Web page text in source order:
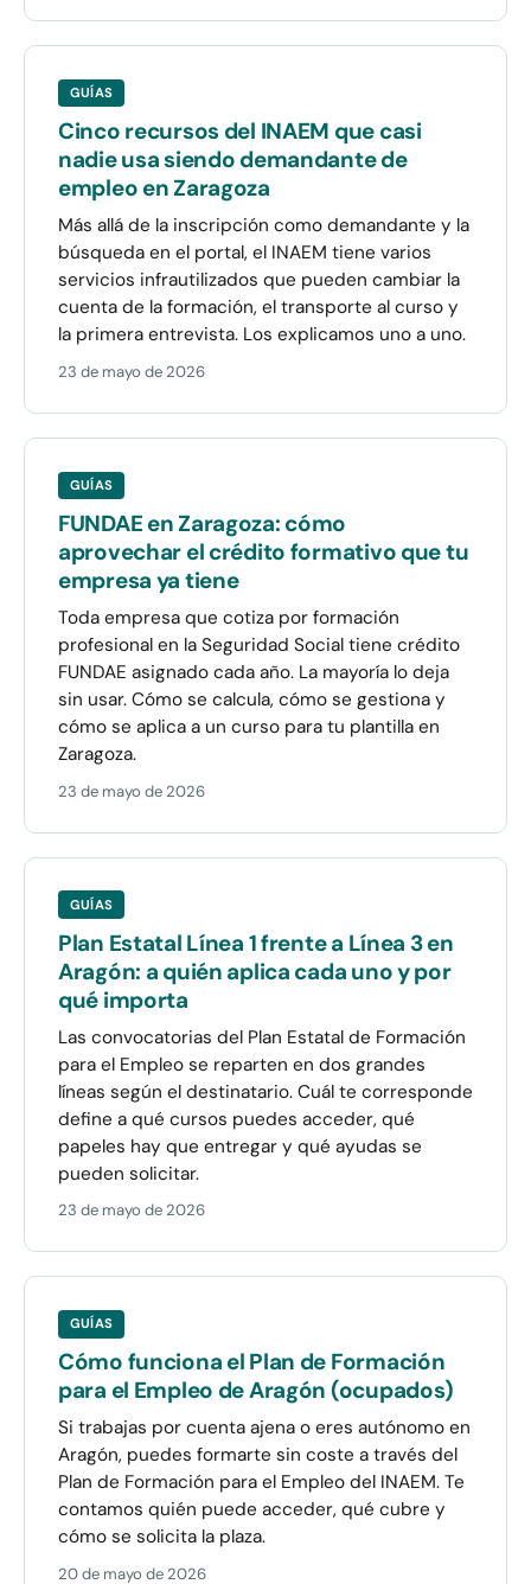
GUÍAS
Cinco recursos del INAEM que casi
nadie usa siendo demandante de
empleo en Zaragoza
Más allá de la inscripción como demandante y la
búsqueda en el portal, el INAEM tiene varios
servicios infrautilizados que pueden cambiar la
cuenta de la formación, el transporte al curso y
la primera entrevista. Los explicamos uno a uno.
23 de mayo de 2026
GUÍAS
FUNDAE en Zaragoza: cómo
aprovechar el crédito formativo que tu
empresa ya tiene
Toda empresa que cotiza por formación
profesional en la Seguridad Social tiene crédito
FUNDAE asignado cada año. La mayoría lo deja
sin usar. Cómo se calcula, cómo se gestiona y
cómo se aplica a un curso para tu plantilla en
Zaragoza.
23 de mayo de 2026
GUÍAS
Plan Estatal Línea 1 frente a Línea 3 en
Aragón: a quién aplica cada uno y por
qué importa
Las convocatorias del Plan Estatal de Formación
para el Empleo se reparten en dos grandes
líneas según el destinatario. Cuál te corresponde
define a qué cursos puedes acceder, qué
papeles hay que entregar y qué ayudas se
pueden solicitar.
23 de mayo de 2026
GUÍAS
Cómo funciona el Plan de Formación
para el Empleo de Aragón (ocupados)
Si trabajas por cuenta ajena o eres autónomo en
Aragón, puedes formarte sin coste a través del
Plan de Formación para el Empleo del INAEM. Te
contamos quién puede acceder, qué cubre y
cómo se solicita la plaza.
20 de mayo de 2026